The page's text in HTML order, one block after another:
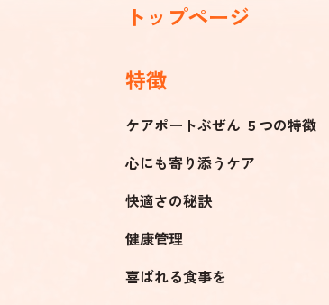
トップページ
特徴
ケアポートぶぜん ５つの特徴
心にも寄り添うケア
快適さの秘訣
健康管理
喜ばれる食事を